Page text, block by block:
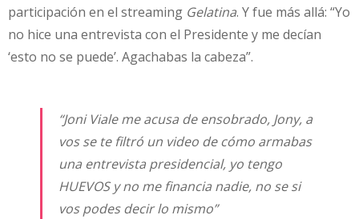
participación en el streaming Gelatina. Y fue más allá: “Yo
no hice una entrevista con el Presidente y me decían
‘esto no se puede’. Agachabas la cabeza”.
“Joni Viale me acusa de ensobrado, Jony, a
vos se te filtró un video de cómo armabas
una entrevista presidencial, yo tengo
HUEVOS y no me financia nadie, no se si
vos podes decir lo mismo”